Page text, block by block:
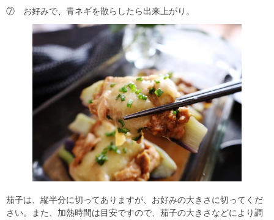
⑦ お好みで、青ネギを散らしたら出来上がり。
茄子は、縦半分に切ってありますが、お好みの大きさに切ってくだ
さい。また、加熱時間は目安ですので、茄子の大きさなどにより調